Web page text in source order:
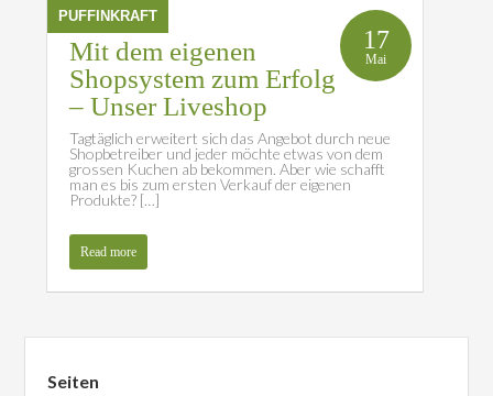
PUFFINKRAFT
17
Mai
Mit dem eigenen
Shopsystem zum Erfolg
– Unser Liveshop
Tagtäglich erweitert sich das Angebot durch neue
Shopbetreiber und jeder möchte etwas von dem
grossen Kuchen ab bekommen. Aber wie schafft
man es bis zum ersten Verkauf der eigenen
Produkte? […]
Read more
Seiten